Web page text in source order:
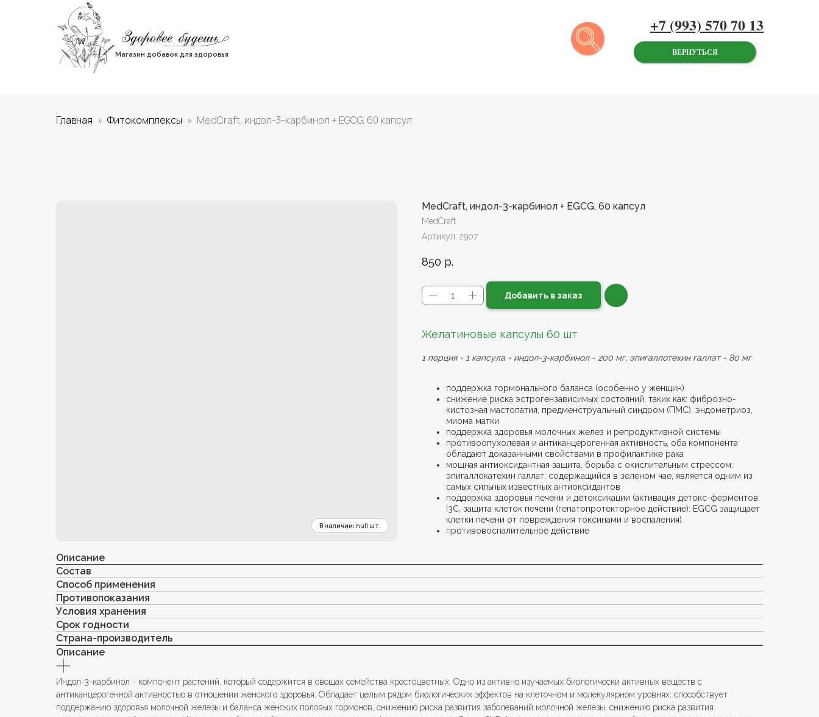
Магазин добавок для здоровья
+7 (993) 570 70 13
ВЕРНУТЬСЯ
Главная Фитокомплексы MedCraft, индол-3-карбинол + EGCG, 60 капсул
MedCraft, индол-3-карбинол + EGCG, 60 капсул
MedCraft
Артикул: 2907
850 р.
Добавить в заказ
Желатиновые капсулы 60 шт
1 порция = 1 капсула = индол-3-карбинол - 200 мг, эпигаллотехин галлат - 80 мг
поддержка гормонального баланса (особенно у женщин)
снижение риска эстрогензависимых состояний, таких как: фиброзно-
кистозная мастопатия, предменструальный синдром (ПМС), эндометриоз,
миома матки
поддержка здоровья молочных желез и репродуктивной системы
противоопухолевая и антиканцерогенная активность, оба компонента
обладают доказанными свойствами в профилактике рака
мощная антиоксидантная защита, борьба с окислительным стрессом:
эпигаллокатехин галлат, содержащийся в зеленом чае, является одним из
самых сильных известных антиоксидантов
поддержка здоровья печени и детоксикации (активация детокс-ферментов:
I3C, защита клеток печени (гепатопротекторное действие): EGCG защищает
клетки печени от повреждения токсинами и воспаления)
противовоспалительное действие
Описание
Состав
Способ применения
Противопоказания
Условия хранения
Срок годности
Страна-производитель
Описание
Индол-3-карбинол - компонент растений, который содержится в овощах семейства крестоцветных. Одно из активно изучаемых биологически активных веществ с
антиканцерогенной активностью в отношении женского здоровья. Обладает целым рядом биологических эффектов на клеточном и молекулярном уровнях: способствует
поддержанию здоровья молочной железы и баланса женских половых гормонов, снижению риска развития заболеваний молочной железы, снижению риска развития